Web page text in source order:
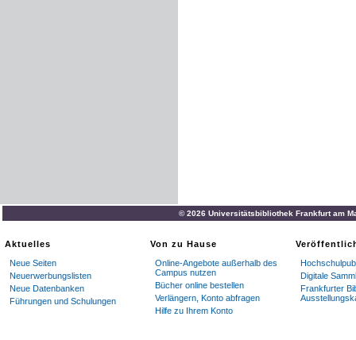
© 2026 Universitätsbibliothek Frankfurt am
Aktuelles
Neue Seiten
Neuerwerbungslisten
Neue Datenbanken
Führungen und Schulungen
Von zu Hause
Online-Angebote außerhalb des
Campus nutzen
Bücher online bestellen
Verlängern, Konto abfragen
Hilfe zu Ihrem Konto
Digitale
Frankfurter